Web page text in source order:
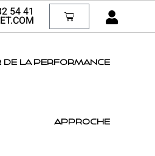
54 41
DE LA PERFORMANCE
APPROCHE